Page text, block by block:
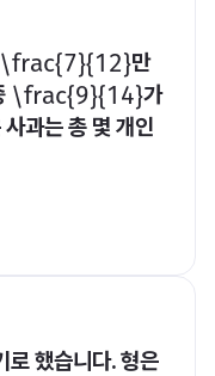
​\frac{7}{12}​만
​\frac{9}{14}​가
과는 총 몇 개인
했습니다. 형은